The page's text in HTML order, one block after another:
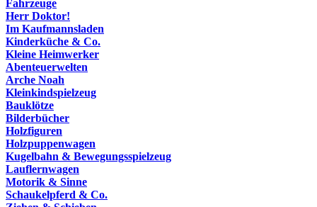
Fahrzeuge
Herr Doktor!
Im Kaufmannsladen
Kinderküche & Co.
Kleine Heimwerker
Abenteuerwelten
Arche Noah
Kleinkindspielzeug
Bauklötze
Bilderbücher
Holzfiguren
Holzpuppenwagen
Kugelbahn & Bewegungsspielzeug
Lauflernwagen
Motorik & Sinne
Schaukelpferd & Co.